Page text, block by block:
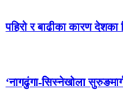
पहिरो र बाढीका कारण देशका
‘नागढुंगा-सिस्नेखोला